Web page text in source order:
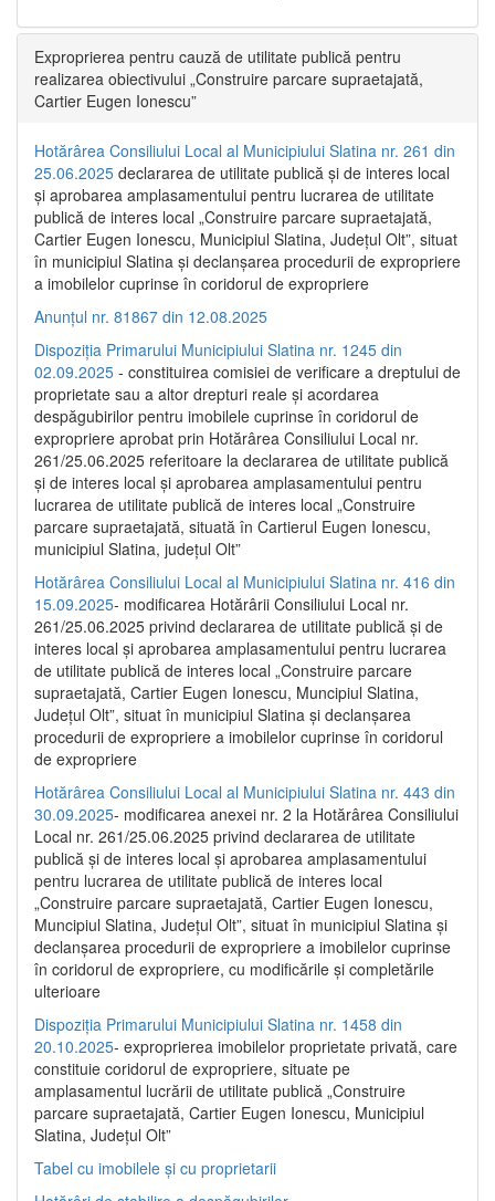
Exproprierea pentru cauză de utilitate publică pentru
realizarea obiectivului „Construire parcare supraetajată,
Cartier Eugen Ionescu”
Hotărârea Consiliului Local al Municipiului Slatina nr. 261 din
25.06.2025 declararea de utilitate publică și de interes local
și aprobarea amplasamentului pentru lucrarea de utilitate
publică de interes local „Construire parcare supraetajată,
Cartier Eugen Ionescu, Municipiul Slatina, Județul Olt”, situat
în municipiul Slatina și declanșarea procedurii de expropriere
a imobilelor cuprinse în coridorul de expropriere
Anunțul nr. 81867 din 12.08.2025
Dispoziția Primarului Municipiului Slatina nr. 1245 din
02.09.2025 - constituirea comisiei de verificare a dreptului de
proprietate sau a altor drepturi reale și acordarea
despăgubirilor pentru imobilele cuprinse în coridorul de
expropriere aprobat prin Hotărârea Consiliului Local nr.
261/25.06.2025 referitoare la declararea de utilitate publică
și de interes local și aprobarea amplasamentului pentru
lucrarea de utilitate publică de interes local „Construire
parcare supraetajată, situată în Cartierul Eugen Ionescu,
municipiul Slatina, județul Olt”
Hotărârea Consiliului Local al Municipiului Slatina nr. 416 din
15.09.2025- modificarea Hotărârii Consiliului Local nr.
261/25.06.2025 privind declararea de utilitate publică și de
interes local și aprobarea amplasamentului pentru lucrarea
de utilitate publică de interes local „Construire parcare
supraetajată, Cartier Eugen Ionescu, Muncipiul Slatina,
Județul Olt”, situat în municipiul Slatina și declanșarea
procedurii de expropriere a imobilelor cuprinse în coridorul
de expropriere
Hotărârea Consiliului Local al Municipiului Slatina nr. 443 din
30.09.2025- modificarea anexei nr. 2 la Hotărârea Consiliului
Local nr. 261/25.06.2025 privind declararea de utilitate
publică şi de interes local şi aprobarea amplasamentului
pentru lucrarea de utilitate publică de interes local
„Construire parcare supraetajată, Cartier Eugen Ionescu,
Muncipiul Slatina, Judeţul Olt”, situat în municipiul Slatina şi
declanşarea procedurii de expropriere a imobilelor cuprinse
în coridorul de expropriere, cu modificările şi completările
ulterioare
Dispoziția Primarului Municipiului Slatina nr. 1458 din
20.10.2025- exproprierea imobilelor proprietate privată, care
constituie coridorul de expropriere, situate pe
amplasamentul lucrării de utilitate publică „Construire
parcare supraetajată, Cartier Eugen Ionescu, Municipiul
Slatina, Județul Olt”
Tabel cu imobilele și cu proprietarii